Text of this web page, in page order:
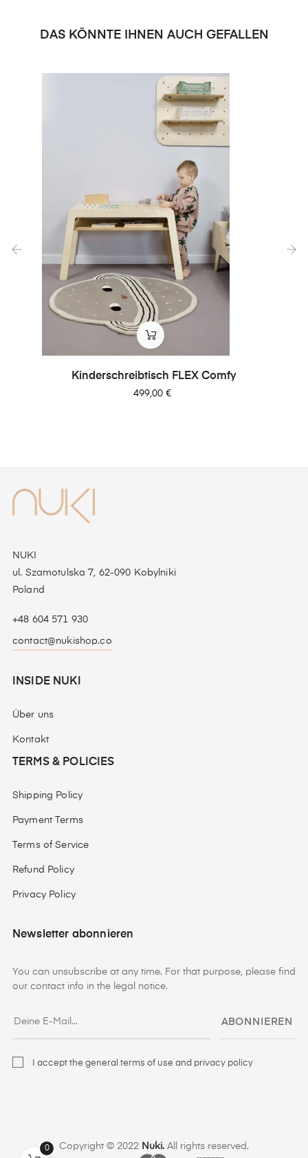
DAS KÖNNTE IHNEN AUCH GEFALLEN
Kinderschreibtisch FLEX Comfy
Preis
499,00 €
NUKI
ul. Szamotulska 7, 62-090 Kobylniki
Poland
+48 604 571 930
contact@nukishop.co
INSIDE NUKI
Über uns
Kontakt
TERMS & POLICIES
Shipping Policy
Payment Terms
Terms of Service
Refund Policy
Privacy Policy
Newsletter abonnieren
You can unsubscribe at any time. For that purpose, please find
our contact info in the legal notice.
ABONNIEREN
I accept the general terms of use and privacy policy
Copyright © 2022 Nuki. All rights reserved.
0